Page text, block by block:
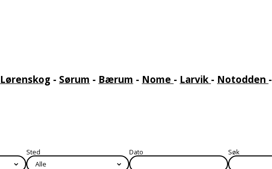
Lørenskog - Sørum - Bærum - Nome - Larvik - Notodden -
⌄
Sted
⌄
Dato Søk